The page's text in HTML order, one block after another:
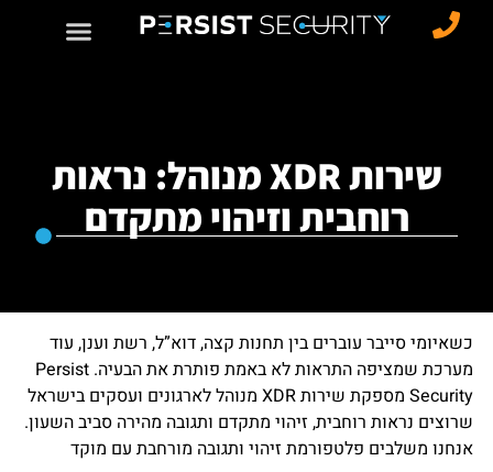
שירות XDR מנוהל: נראות
רוחבית וזיהוי מתקדם
כשאיומי סייבר עוברים בין תחנות קצה, דוא”ל, רשת וענן, עוד
מערכת שמציפה התראות לא באמת פותרת את הבעיה. Persist
Security מספקת שירות XDR מנוהל לארגונים ועסקים בישראל
שרוצים נראות רוחבית, זיהוי מתקדם ותגובה מהירה סביב השעון.
אנחנו משלבים פלטפורמת זיהוי ותגובה מורחבת עם מוקד